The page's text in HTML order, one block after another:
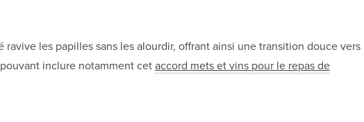
ravive les papilles sans les alourdir, offrant ainsi une transition douce vers
inclure notamment cetaccord mets et vins pour le repas de